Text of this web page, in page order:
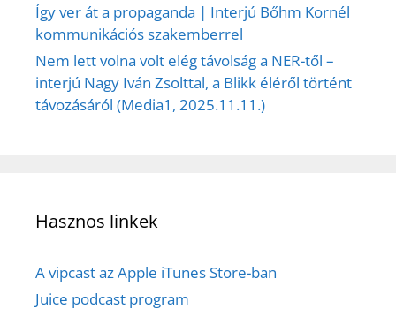
Így ver át a propaganda | Interjú Bőhm Kornél
kommunikációs szakemberrel
Nem lett volna volt elég távolság a NER-től –
interjú Nagy Iván Zsolttal, a Blikk éléről történt
távozásáról (Media1, 2025.11.11.)
Hasznos linkek
A vipcast az Apple iTunes Store-ban
Juice podcast program